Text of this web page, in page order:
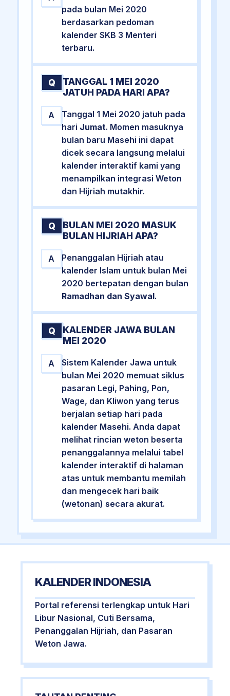
pada bulan Mei 2020
berdasarkan pedoman
kalender SKB 3 Menteri
terbaru.
Q
TANGGAL 1 MEI 2020
JATUH PADA HARI APA?
A
Tanggal 1 Mei 2020 jatuh pada
hari Jumat. Momen masuknya
bulan baru Masehi ini dapat
dicek secara langsung melalui
kalender interaktif kami yang
menampilkan integrasi Weton
dan Hijriah mutakhir.
Q
BULAN MEI 2020 MASUK
BULAN HIJRIAH APA?
A
Penanggalan Hijriah atau
kalender Islam untuk bulan Mei
2020 bertepatan dengan bulan
Ramadhan dan Syawal.
Q
KALENDER JAWA BULAN
MEI 2020
A
Sistem Kalender Jawa untuk
bulan Mei 2020 memuat siklus
pasaran Legi, Pahing, Pon,
Wage, dan Kliwon yang terus
berjalan setiap hari pada
kalender Masehi. Anda dapat
melihat rincian weton beserta
penanggalannya melalui tabel
kalender interaktif di halaman
atas untuk membantu memilah
dan mengecek hari baik
(wetonan) secara akurat.
KALENDER INDONESIA
Portal referensi terlengkap untuk Hari
Libur Nasional, Cuti Bersama,
Penanggalan Hijriah, dan Pasaran
Weton Jawa.